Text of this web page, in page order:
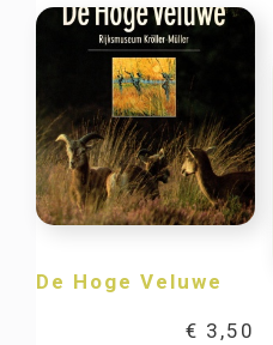
De Hoge Veluwe
€ 3,50